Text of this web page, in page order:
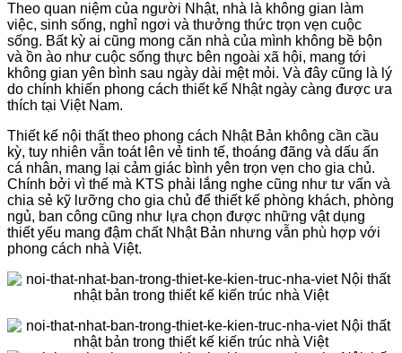
Theo quan niệm của người Nhật, nhà là không gian làm
việc, sinh sống, nghỉ ngơi và thưởng thức trọn vẹn cuộc
sống. Bất kỳ ai cũng mong căn nhà của mình không bề bộn
và ồn ào như cuộc sống thực bên ngoài xã hội, mang tới
không gian yên bình sau ngày dài mệt mỏi. Và đây cũng là lý
do chính khiến phong cách thiết kế Nhật ngày càng được ưa
thích tại Việt Nam.
Thiết kế nội thất theo phong cách Nhật Bản không cần cầu
kỳ, tuy nhiên vẫn toát lên vẻ tinh tế, thoáng đãng và dấu ấn
cá nhân, mang lại cảm giác bình yên trọn vẹn cho gia chủ.
Chính bởi vì thế mà KTS phải lắng nghe cũng như tư vấn và
chia sẻ kỹ lưỡng cho gia chủ để thiết kế phòng khách, phòng
ngủ, ban công cũng như lựa chọn được những vật dụng
thiết yếu mang đậm chất Nhật Bản nhưng vẫn phù hợp với
phong cách nhà Việt.